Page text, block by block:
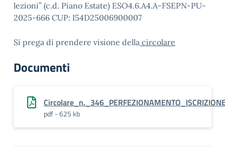
lezioni” (c.d. Piano Estate) ESO4.6.A4.A-FSEPN-PU-
2025-666 CUP: I54D25006900007
Si prega di prendere visione della circolare
Documenti
pdf - 625 kb